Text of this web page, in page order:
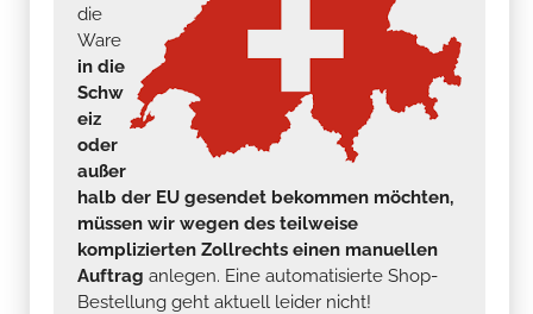
die
Ware
in die
Schw
eiz
oder
außer
halb der EU gesendet bekommen möchten,
müssen wir wegen des teilweise
komplizierten Zollrechts einen manuellen
Auftrag anlegen. Eine automatisierte Shop-
Bestellung geht aktuell leider nicht!